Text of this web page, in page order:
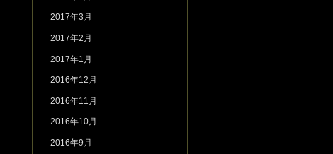
2017年3月
2017年2月
2017年1月
2016年12月
2016年11月
2016年10月
2016年9月